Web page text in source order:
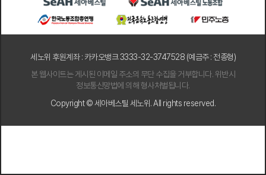
세노위 후원계좌 : 카카오뱅크 3333-32-3747528 (예금주 : 전종형)
본 웹사이트는 게시된 이메일 주소의 무단 수집을 거부합니다. 위반시
정보통신망법에 의해 형사처벌됩니다.
Copyright © 세아베스틸 세노위. All rights reserved.